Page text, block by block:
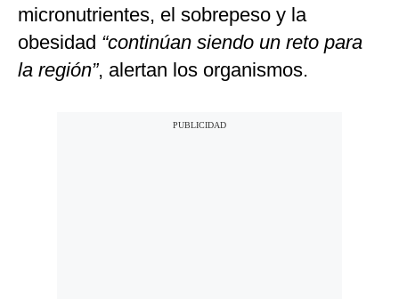
micronutrientes, el sobrepeso y la
obesidad “continúan siendo un reto para
la región”, alertan los organismos.